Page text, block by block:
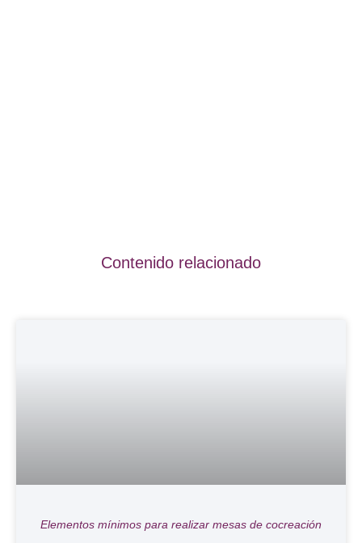
Contenido relacionado
Elementos mínimos para realizar mesas de cocreación